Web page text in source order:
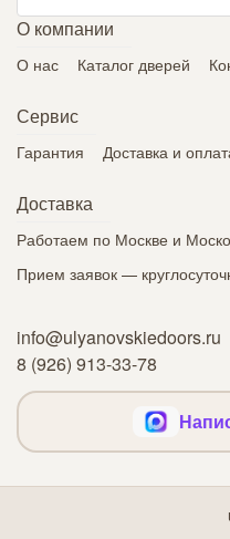
О компании
О нас Каталог дверей
Сервис
Гарантия Доставка и
Доставка
Работаем по Москве и
Прием заявок —
info@ulyanovskiedoors.ru
8 (926) 913-33-78